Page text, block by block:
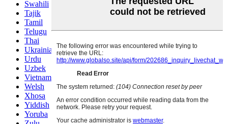
Swahili
Tajik
Tamil
Telugu
Thai
Ukrainian
Urdu
Uzbek
Vietnamese
Welsh
Xhosa
Yiddish
Yoruba